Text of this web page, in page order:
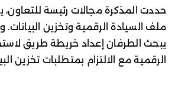
حددت المذكرة مجالات رئيسة
ملف السيادة الرقمية وتخزين البيانات.
يبحث الطرفان إعداد خريطة طريق
الرقمية مع الالتزام بمتطلبات تخزين